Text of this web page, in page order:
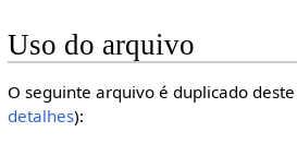
Uso do arquivo
O seguinte arquivo é duplicado
detalhes):